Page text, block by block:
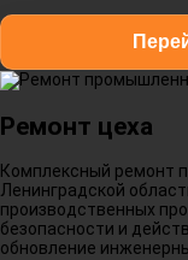
Ремонт цеха
Комплексный ремонт
Ленинградской
производственных
безопасности и
обновление